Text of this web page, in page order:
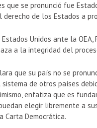
que se pronunció fue
de los Estados a
Unidos ante la
a la integridad del
que su país no se
de otros países
enfatiza que es
elegir libremente a
Carta Democrática.